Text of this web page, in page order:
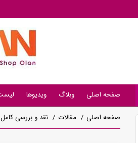
صفحه اصلی وبلاگ ویدیوها
صفحه اصلی مقالات نقد و بررسی